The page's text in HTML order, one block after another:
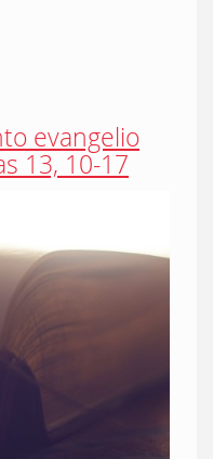
evangelio
13, 10-17